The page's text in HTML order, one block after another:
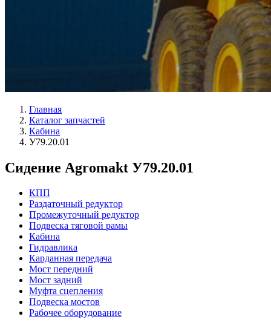
Главная
Каталог запчастей
Кабина
У79.20.01
Сидение Agromakt У79.20.01
КПП
Раздаточный редуктор
Промежуточный редуктор
Подвеска тяговой рамы
Кабина
Гидравлика
Карданная передача
Мост передний
Мост задний
Муфта сцепления
Подвеска мостов
Рабочее оборудование